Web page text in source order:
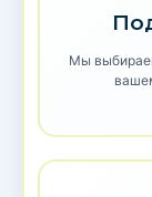
Мы